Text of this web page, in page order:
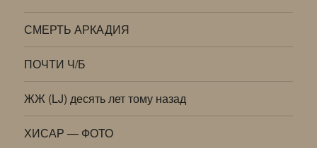
СМЕРТЬ АРКАДИЯ
ПОЧТИ Ч/Б
ЖЖ (LJ) десять лет тому назад
ХИСАР — ФОТО